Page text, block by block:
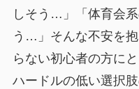
しそう…」「体育会
う…」そんな不安を
らない初心者の方に
ハードルの低い選択